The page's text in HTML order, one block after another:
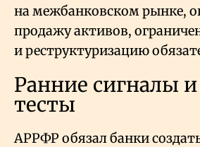
на межбанковском рынке,
продажу активов,
и реструктуризацию
Ранние сигналы и
тесты
АРРФР обязал банки